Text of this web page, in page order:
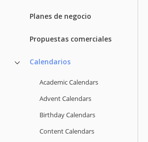
Planes de negocio
Propuestas comerciales
Calendarios
Academic Calendars
Advent Calendars
Birthday Calendars
Content Calendars